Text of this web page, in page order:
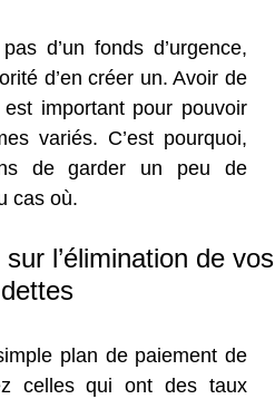
d’un fonds d’urgence,
d’en créer un. Avoir de
est important pour pouvoir
variés. C’est pourquoi,
de garder un peu de
cas où.
l’élimination de vos
dettes
plan de paiement de
celles qui ont des taux